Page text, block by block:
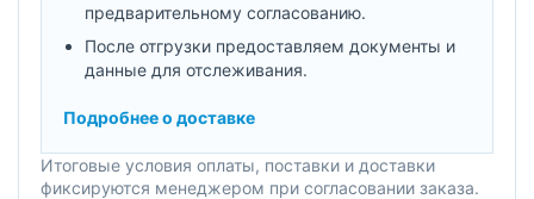
предварительному согласованию.
После отгрузки предоставляем документы и
данные для отслеживания.
Подробнее о доставке
Итоговые условия оплаты, поставки и доставки
фиксируются менеджером при согласовании заказа.